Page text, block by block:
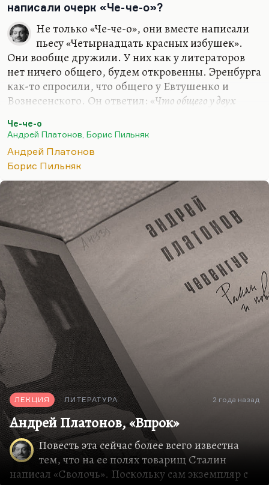
написали очерк «Че-че-о»?
Не только «Че-че-о», они вместе написали
пьесу «Четырнадцать красных избушек».
Они вообще дружили. У них как у литераторов
нет ничего общего, будем откровенны. Эренбурга
как-то спросили, что общего у Евтушенко и
Вознесенского. Он ответил: «Что общего у двух
дереву? Дерево у них общее». У них общее было то,
что их травили. А в остальном, конечно, Пильняк
― гораздо менее глубокий писать, в нем нет того
языкового чуда, хотя он хороший писатель,
настоящий.
Что связывает Платонова вообще с русской
классической литературой? Чувство глубокого
коллективного бессознательного,
неформулируемого. Народ хочет превратиться в
плазму,…
Че-че-о
Андрей Платонов, Борис Пильняк
Андрей Платонов
Борис Пильняк
ЛЕКЦИЯ ЛИТЕРАТУРА 2 года назад
Андрей Платонов, «Впрок»
Повесть эта сейчас более всего известна
тем, что на ее полях товарищ Сталин
написал «Сволочь». Поскольку сам экземпляр с